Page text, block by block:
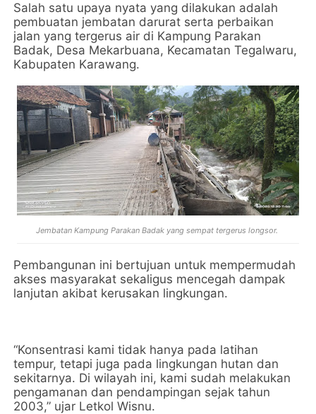
Salah satu upaya nyata yang dilakukan adalah
pembuatan jembatan darurat serta perbaikan
jalan yang tergerus air di Kampung Parakan
Badak, Desa Mekarbuana, Kecamatan Tegalwaru,
Kabupaten Karawang.
Jembatan Kampung Parakan Badak yang sempat tergerus longsor.
Pembangunan ini bertujuan untuk mempermudah
akses masyarakat sekaligus mencegah dampak
lanjutan akibat kerusakan lingkungan.
“Konsentrasi kami tidak hanya pada latihan
tempur, tetapi juga pada lingkungan hutan dan
sekitarnya. Di wilayah ini, kami sudah melakukan
pengamanan dan pendampingan sejak tahun
2003,” ujar Letkol Wisnu.